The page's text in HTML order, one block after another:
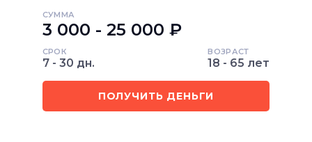
СУММА
3 000 - 25 000 ₽
СРОК
7 - 30 дн.
ВОЗРАСТ
18 - 65 лет
ПОЛУЧИТЬ ДЕНЬГИ